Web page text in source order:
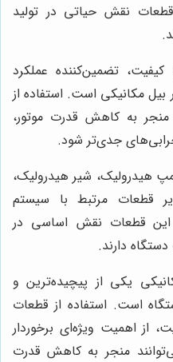
نقش حیاتی در تولید
تضمین‌کننده عملکرد
بیل مکانیکی است. استفاده از
به کاهش قدرت موتور،
جدی‌تر شود.
هیدرولیک، شیر هیدرولیک،
قطعات مرتبط با سیستم
این قطعات نقش اساسی در
دارند.
یکی از پیچیده‌ترین و
است. استفاده از قطعات
از اهمیت ویژه‌ای برخوردار
منجر به کاهش قدرت